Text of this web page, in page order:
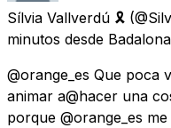
Sílvia Vallverdú 🎗
minutos desde
@orange_es Que poca
animar a@hacer una
porque @orange_es